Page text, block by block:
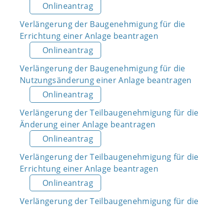
Onlineantrag
Verlängerung der Baugenehmigung für die
Errichtung einer Anlage beantragen
Onlineantrag
Verlängerung der Baugenehmigung für die
Nutzungsänderung einer Anlage beantragen
Onlineantrag
Verlängerung der Teilbaugenehmigung für die
Änderung einer Anlage beantragen
Onlineantrag
Verlängerung der Teilbaugenehmigung für die
Errichtung einer Anlage beantragen
Onlineantrag
Verlängerung der Teilbaugenehmigung für die